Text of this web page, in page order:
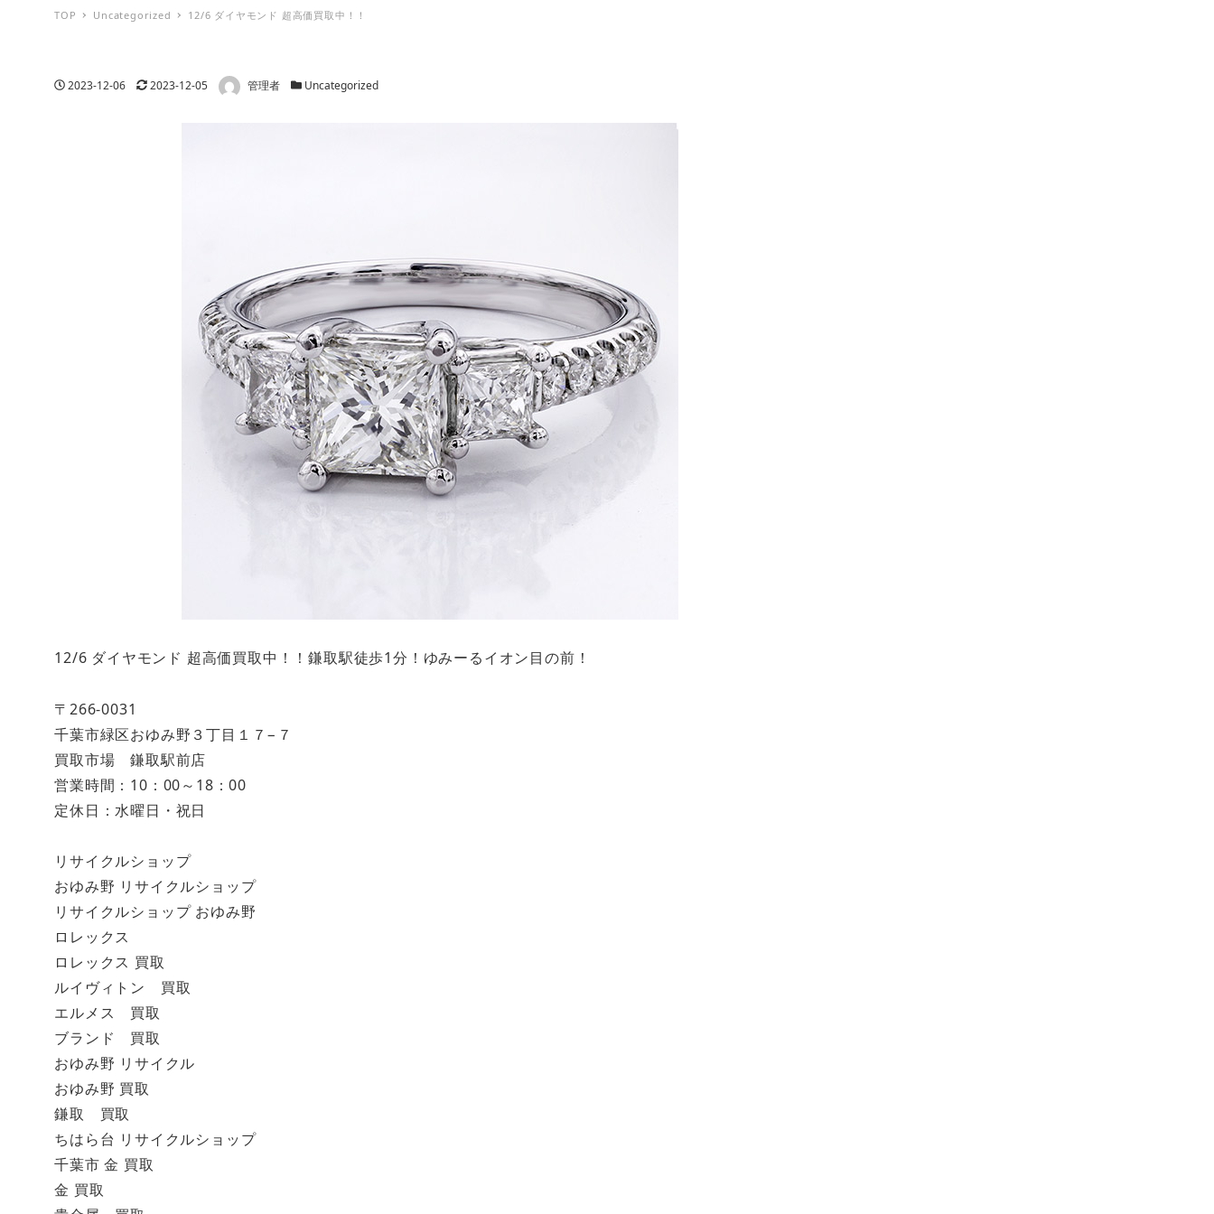
TOP Uncategorized 12/6 ダイヤモンド 超高価買取中！！
投稿日
2023-12-06 更新日
2023-12-05 著者 管理者 カテゴリー
Uncategorized
12/6 ダイヤモンド 超高価買取中！！鎌取駅徒歩1分！ゆみーるイオン目の前！
〒266-0031
千葉市緑区おゆみ野３丁目１７−７
買取市場 鎌取駅前店
営業時間：10：00～18：00
定休日：水曜日・祝日
リサイクルショップ
おゆみ野 リサイクルショップ
リサイクルショップ おゆみ野
ロレックス
ロレックス 買取
ルイヴィトン 買取
エルメス 買取
ブランド 買取
おゆみ野 リサイクル
おゆみ野 買取
鎌取 買取
ちはら台 リサイクルショップ
千葉市 金 買取
金 買取